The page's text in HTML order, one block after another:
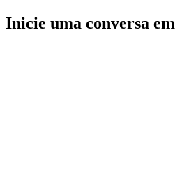
Inicie uma conversa em